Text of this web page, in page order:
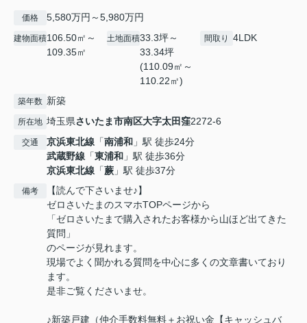
価格 5,580万円～5,980万円
建物面積106.50㎡～
109.35㎡
土地面積33.3坪～
33.34坪
(110.09㎡～
110.22㎡)
間取り 4LDK
築年数 新築
所在地 埼玉県さいたま市南区大字太田窪2272-6
交通 京浜東北線 「南浦和 」駅 徒歩24分
武蔵野線 「東浦和 」駅 徒歩36分
京浜東北線 「蕨 」駅 徒歩37分
備考
【読んで下さいませ♪】
ゼロさいたまのスマホTOPページから
「ゼロさいたまで購入されたお客様から山ほど出てきた
質問」
のページが見れます。
現場でよく聞かれる質問を中心に多くの文章書いており
ます。
是非ご覧くださいませ。
♪新築戸建（仲介手数料無料＋お祝い金【キャッシュバ